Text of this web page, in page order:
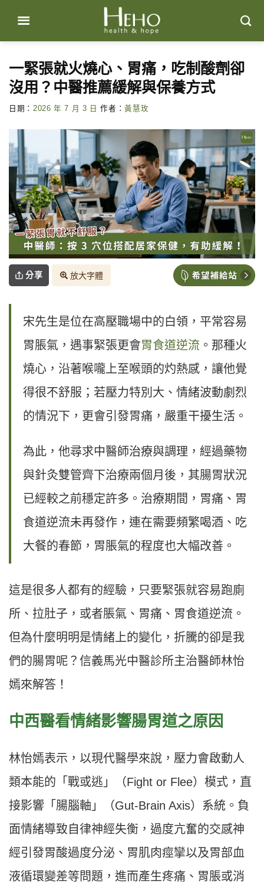
content
一緊張就火燒心、胃痛，吃制酸劑卻
沒用？中醫推薦緩解與保養方式
日期： 2026 年 7 月 3 日 作者：黃慧玫
分享 放大字體
宋先生是位在高壓職場中的白領，平常容易
胃脹氣，遇事緊張更會胃食道逆流 。那種火
燒心，沿著喉嚨上至喉頭的灼熱感，讓他覺
得很不舒服；若壓力特別大、情緒波動劇烈
的情況下，更會引發胃痛，嚴重干擾生活。
為此，他尋求中醫師治療與調理，經過藥物
與針灸雙管齊下治療兩個月後，其腸胃狀況
已經較之前穩定許多。治療期間，胃痛、胃
食道逆流未再發作，連在需要頻繁喝酒、吃
大餐的春節，胃脹氣的程度也大幅改善。
這是很多人都有的經驗，只要緊張就容易跑廁
所、拉肚子，或者脹氣、胃痛、胃食道逆流。
但為什麼明明是情緒上的變化，折騰的卻是我
們的腸胃呢？信義馬光中醫診所主治醫師林怡
嫣來解答！
中西醫看情緒影響腸胃道之原因
林怡嫣表示，以現代醫學來說，壓力會啟動人
類本能的「戰或逃」（Fight or Flee）模式，直
接影響「腸腦軸」（Gut-Brain Axis）系統。負
面情緒導致自律神經失衡，過度亢奮的交感神
經引發胃酸過度分泌、胃肌肉痙攣以及胃部血
液循環變差等問題，進而產生疼痛、胃脹或消